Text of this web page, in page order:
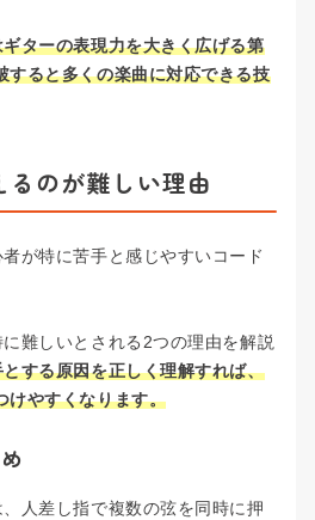
ターの表現力を大きく広げる第
すると多くの楽曲に対応できる技
のが難しい理由
が特に苦手と感じやすいコード
難しいとされる2つの理由を解説
する原因を正しく理解すれば、
けやすくなります。
人差し指で複数の弦を同時に押